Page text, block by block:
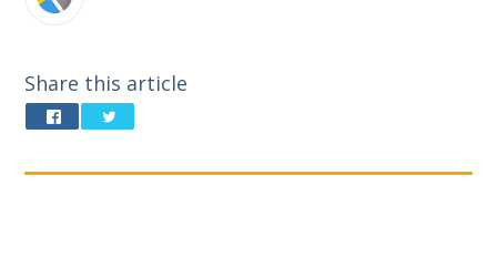
Share this article